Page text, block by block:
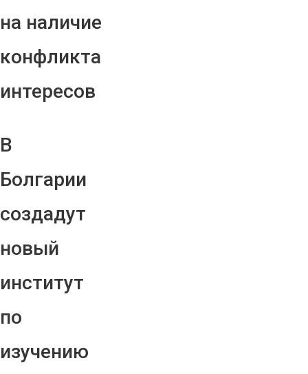
на наличие
конфликта
интересов
В
Болгарии
создадут
новый
институт
по
изучению